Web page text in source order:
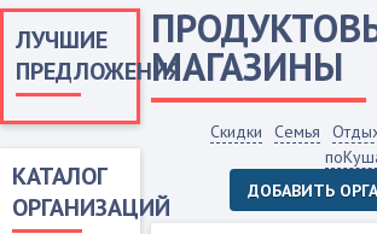
ЛУЧШИЕ
ПРЕДЛОЖЕНИЯ
КАТАЛОГ
ОРГАНИЗАЦИЙ
МАГАЗИНЫ
Скидки Семья
ДОБАВИТЬ